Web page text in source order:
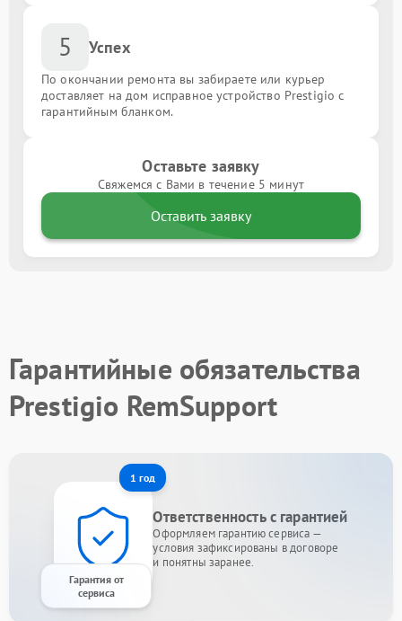
5 Успех
По окончании ремонта вы забираете или курьер
доставляет на дом исправное устройство Prestigio с
гарантийным бланком.
Оставьте заявку
Свяжемся с Вами в течение 5 минут
Оставить заявку
Гарантийные обязательства
Prestigio RemSupport
1 год
Гарантия от
сервиса
Ответственность с гарантией
Оформляем гарантию сервиса —
условия зафиксированы в договоре
и понятны заранее.